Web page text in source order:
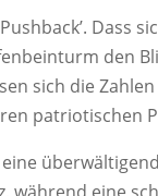
Dass
den
sich die
patriotischen